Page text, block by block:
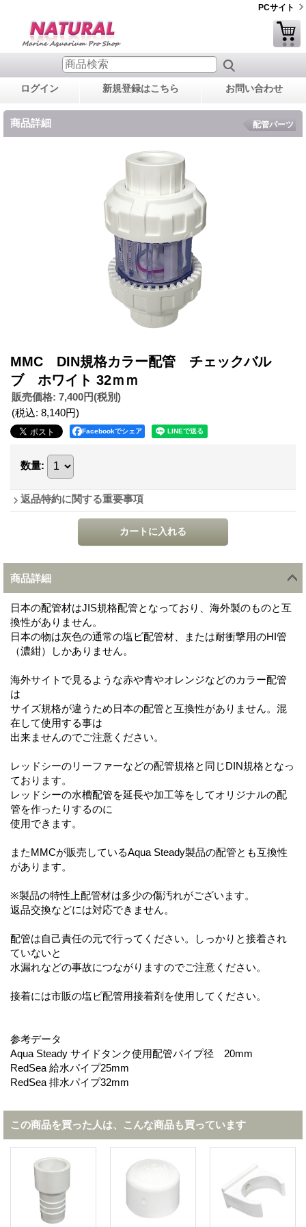
PCサイト
ログイン 新規登録はこちら お問い合わせ
商品詳細 配管パーツ
MMC DIN規格カラー配管 チェックバル
ブ ホワイト 32ｍｍ
販売価格: 7,400円(税別)
(税込: 8,140円)
Facebookでシェア
数量:
返品特約に関する重要事項
商品詳細
日本の配管材はJIS規格配管となっており、海外製のものと互
換性がありません。
日本の物は灰色の通常の塩ビ配管材、または耐衝撃用のHI管
（濃紺）しかありません。
海外サイトで見るような赤や青やオレンジなどのカラー配管
は
サイズ規格が違うため日本の配管と互換性がありません。混
在して使用する事は
出来ませんのでご注意ください。
レッドシーのリーファーなどの配管規格と同じDIN規格となっ
ております。
レッドシーの水槽配管を延長や加工等をしてオリジナルの配
管を作ったりするのに
使用できます。
またMMCが販売しているAqua Steady製品の配管とも互換性
があります。
※製品の特性上配管材は多少の傷汚れがございます。
返品交換などには対応できません。
配管は自己責任の元で行ってください。しっかりと接着され
ていないと
水漏れなどの事故につながりますのでご注意ください。
接着には市販の塩ビ配管用接着剤を使用してください。
参考データ
Aqua Steady サイドタンク使用配管パイプ径 20mm
RedSea 給水パイプ25mm
RedSea 排水パイプ32mm
この商品を買った人は、こんな商品も買っています